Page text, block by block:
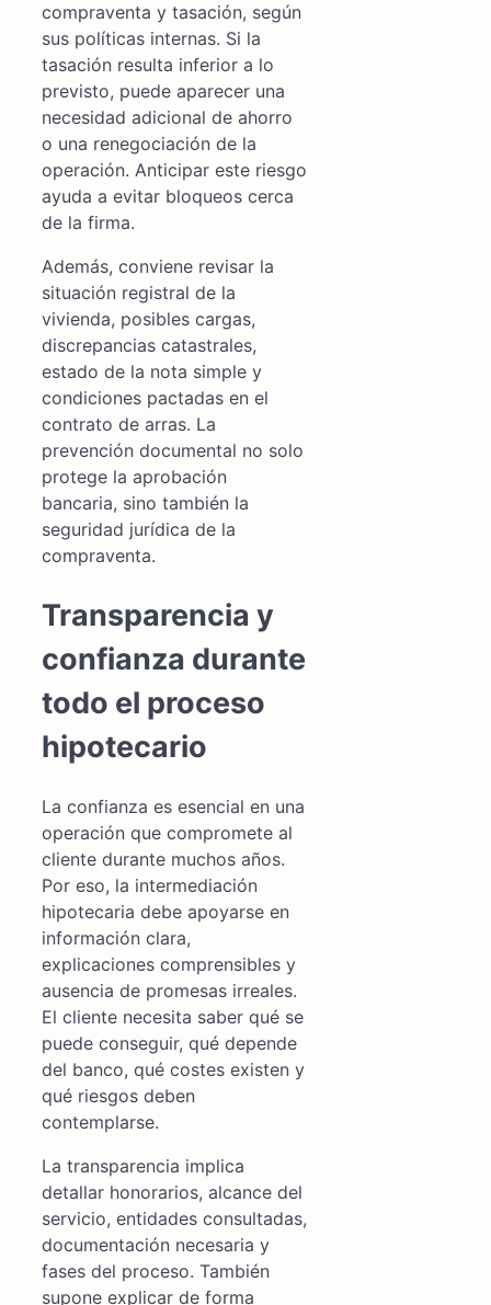
compraventa y tasación, según
sus políticas internas. Si la
tasación resulta inferior a lo
previsto, puede aparecer una
necesidad adicional de ahorro
o una renegociación de la
operación. Anticipar este riesgo
ayuda a evitar bloqueos cerca
de la firma.
Además, conviene revisar la
situación registral de la
vivienda, posibles cargas,
discrepancias catastrales,
estado de la nota simple y
condiciones pactadas en el
contrato de arras. La
prevención documental no solo
protege la aprobación
bancaria, sino también la
seguridad jurídica de la
compraventa.
Transparencia y
confianza durante
todo el proceso
hipotecario
La confianza es esencial en una
operación que compromete al
cliente durante muchos años.
Por eso, la intermediación
hipotecaria debe apoyarse en
información clara,
explicaciones comprensibles y
ausencia de promesas irreales.
El cliente necesita saber qué se
puede conseguir, qué depende
del banco, qué costes existen y
qué riesgos deben
contemplarse.
La transparencia implica
detallar honorarios, alcance del
servicio, entidades consultadas,
documentación necesaria y
fases del proceso. También
supone explicar de forma